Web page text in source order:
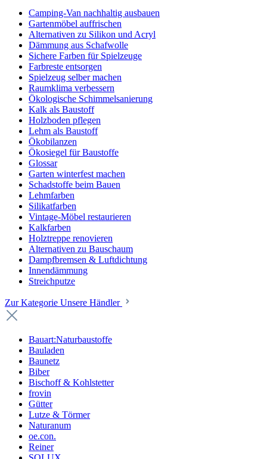
Camping-Van nachhaltig ausbauen
Gartenmöbel auffrischen
Alternativen zu Silikon und Acryl
Dämmung aus Schafwolle
Sichere Farben für Spielzeuge
Farbreste entsorgen
Spielzeug selber machen
Raumklima verbessern
Ökologische Schimmelsanierung
Kalk als Baustoff
Holzboden pflegen
Lehm als Baustoff
Ökobilanzen
Ökosiegel für Baustoffe
Glossar
Garten winterfest machen
Schadstoffe beim Bauen
Lehmfarben
Silikatfarben
Vintage-Möbel restaurieren
Kalkfarben
Holztreppe renovieren
Alternativen zu Bauschaum
Dampfbremsen & Luftdichtung
Innendämmung
Streichputze
Zur Kategorie Unsere Händler
Bauart:Naturbaustoffe
Bauladen
Baunetz
Biber
Bischoff & Kohlstetter
frovin
Gütter
Lutze & Törmer
Naturanum
oe.con.
Reiner